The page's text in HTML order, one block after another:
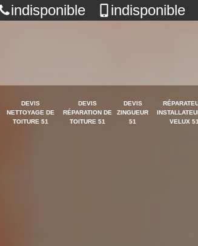
indisponible indisponible
DEVIS
NETTOYAGE DE
TOITURE 51
DEVIS
RÉPARATION DE
TOITURE 51
DEVIS
ZINGUEUR
51
VELUX 51